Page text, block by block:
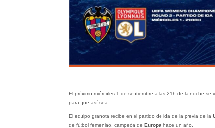
El próximo miércoles 1 de septiembre a las 21h de la noche se
para que así sea.
El equipo granota recibe en el partido de ida de la previa de la
de fútbol femenino, campeón de Europa hace un año.